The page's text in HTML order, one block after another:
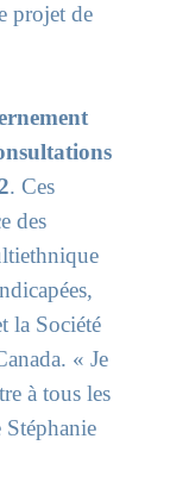
projet de
. Ces
des
la Société
« Je
à tous les
Stéphanie